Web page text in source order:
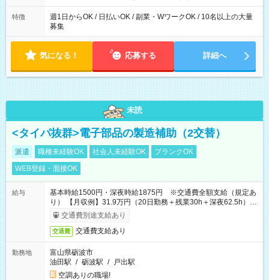
募集は行っておりません。予めご了承くださいませ。
特徴
週1日からOK / 日払いOK / 副業・WワークOK / 10名以上の大量
募集
気になる！ 応募する 詳細へ
未読
<タイパ抜群>電子部品の製造補助（2交替）
派遣 職種未経験OK 社会人未経験OK
ブランクOK
WEB登録・面接OK
給与
基本時給1500円・深夜時給1875円 ※交通費全額支給（規定あ
り） 【月収例】31.9万円（20日勤務＋残業30h＋深夜62.5h）
※7ヶ月目以降は基本時給1450円となります。
交通費別途支給あり
交通費 交通費支給あり
勤務地
富山県砺波市
油田駅 / 砺波駅 / 戸出駅
空調ありの職場!